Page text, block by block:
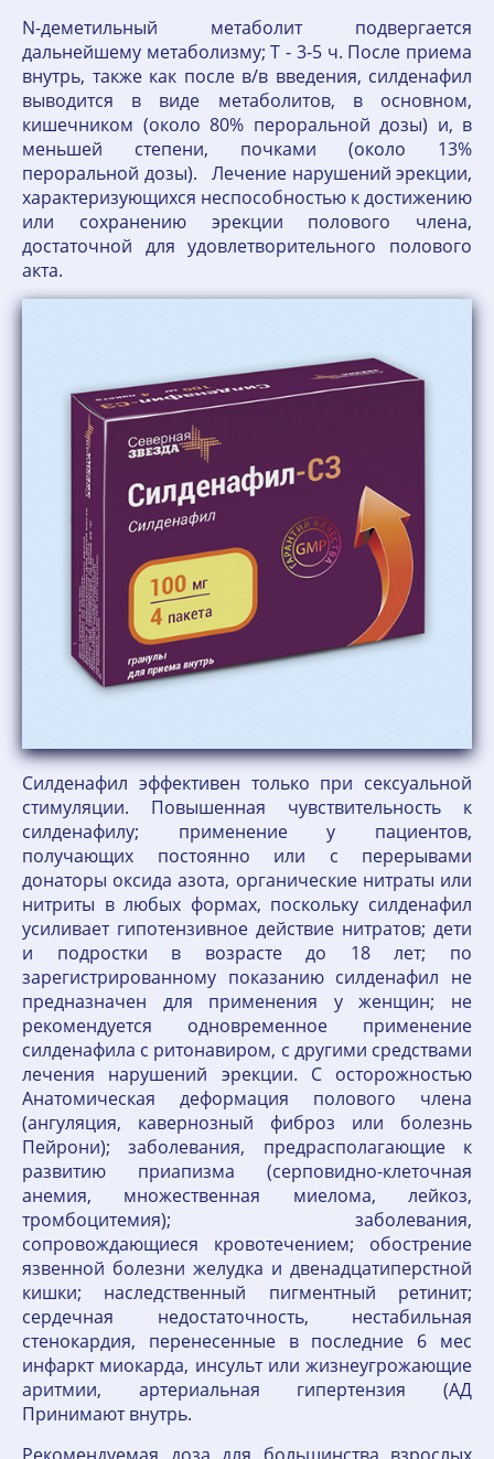
N-деметильный метаболит подвергается
дальнейшему метаболизму; T - 3-5 ч. После приема
внутрь, также как после в/в введения, силденафил
выводится в виде метаболитов, в основном,
кишечником (около 80% пероральной дозы) и, в
меньшей степени, почками (около 13%
пероральной дозы). Лечение нарушений эрекции,
характеризующихся неспособностью к достижению
или сохранению эрекции полового члена,
достаточной для удовлетворительного полового
акта.
Силденафил эффективен только при сексуальной
стимуляции. Повышенная чувствительность к
силденафилу; применение у пациентов,
получающих постоянно или с перерывами
донаторы оксида азота, органические нитраты или
нитриты в любых формах, поскольку силденафил
усиливает гипотензивное действие нитратов; дети
и подростки в возрасте до 18 лет; по
зарегистрированному показанию силденафил не
предназначен для применения у женщин; не
рекомендуется одновременное применение
силденафила с ритонавиром, с другими средствами
лечения нарушений эрекции. С осторожностью
Анатомическая деформация полового члена
(ангуляция, кавернозный фиброз или болезнь
Пейрони); заболевания, предрасполагающие к
развитию приапизма (серповидно-клеточная
анемия, множественная миелома, лейкоз,
тромбоцитемия); заболевания,
сопровождающиеся кровотечением; обострение
язвенной болезни желудка и двенадцатиперстной
кишки; наследственный пигментный ретинит;
сердечная недостаточность, нестабильная
стенокардия, перенесенные в последние 6 мес
инфаркт миокарда, инсульт или жизнеугрожающие
аритмии, артериальная гипертензия (АД
Принимают внутрь.